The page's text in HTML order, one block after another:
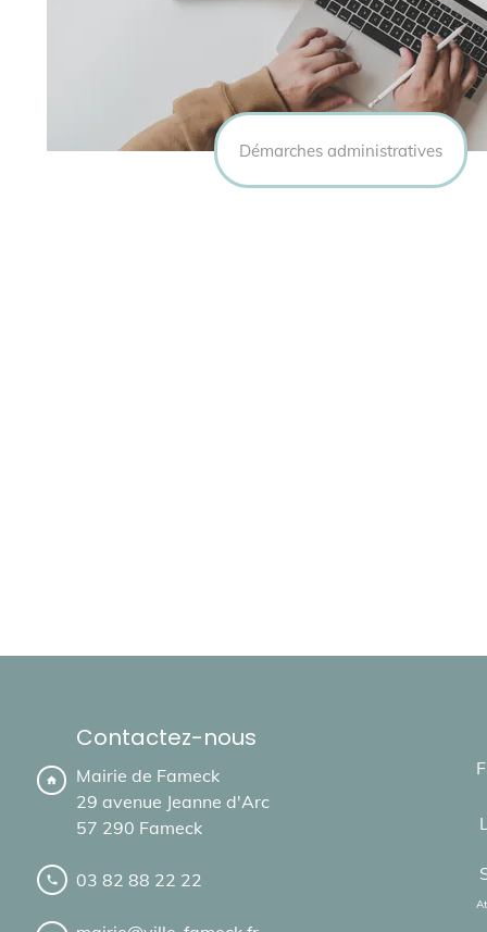
home
Contactez-nous
Mairie de Fameck
29 avenue Jeanne d'Arc
57 290 Fameck
03 82 88 22 22
local_phone
Démarches administratives